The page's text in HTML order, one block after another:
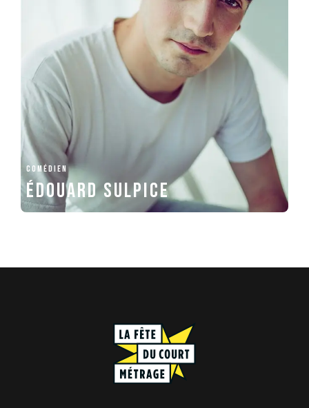
COMÉDIEN
Édouard Sulpice